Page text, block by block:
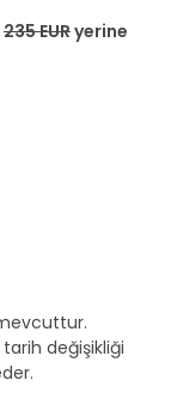
235 EURyerine
değişikliği